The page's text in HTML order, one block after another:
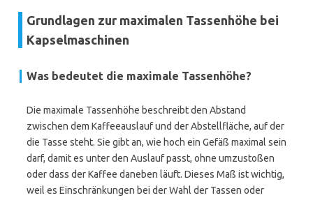
Grundlagen zur maximalen Tassenhöhe bei
Kapselmaschinen
Was bedeutet die maximale Tassenhöhe?
Die maximale Tassenhöhe beschreibt den Abstand
zwischen dem Kaffeeauslauf und der Abstellfläche, auf der
die Tasse steht. Sie gibt an, wie hoch ein Gefäß maximal sein
darf, damit es unter den Auslauf passt, ohne umzustoßen
oder dass der Kaffee daneben läuft. Dieses Maß ist wichtig,
weil es Einschränkungen bei der Wahl der Tassen oder